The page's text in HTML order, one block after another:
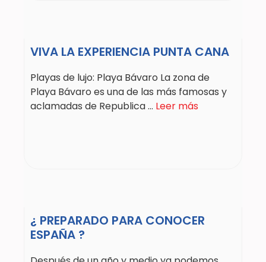
VIVA LA EXPERIENCIA PUNTA CANA
Playas de lujo: Playa Bávaro La zona de
Playa Bávaro es una de las más famosas y
aclamadas de Republica ... Leer más
¿ PREPARADO PARA CONOCER
ESPAÑA ?